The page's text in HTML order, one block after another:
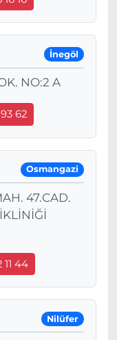
İnegöl
NO:2 A
62
Osmangazi
47.CAD.
11 44
Nilüfer